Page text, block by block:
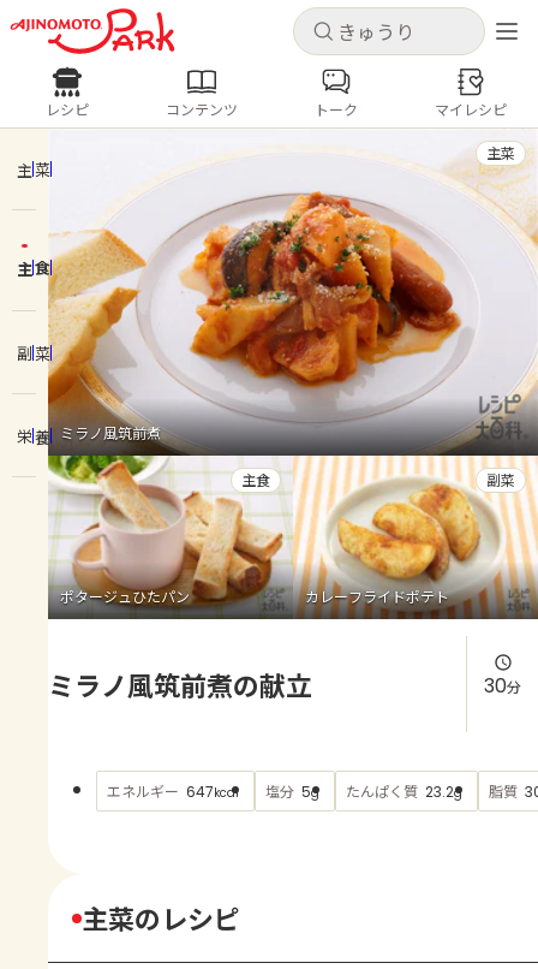
キャンセル
ログインするとレシピを保存できます
ログイン
ホーム
コンテンツ
レシピ
トーク
よくあるお問い合わせ
お買い物
AJINOMOTO PARK とは
キャンセル
レシピ コンテンツ
人気の食材・レシピ
きゅうり なす トマト
とうもろこし
ピーマン
みょうが ゴーヤ
レシピ コンテンツ トーク マイレシピ
主菜
主食
副菜
栄養 ミラノ風筑前煮
主菜
ポタージュひたパン
主食
カレーフライドポテト
副菜
ミラノ風筑前煮の献立 30分
エネルギー 647kcal 塩分 5g たんぱく質 23.2g 脂質
主菜のレシピ